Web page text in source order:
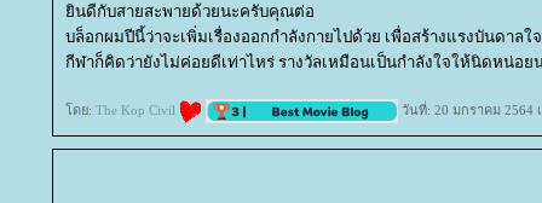
ินดีกับสายสะพายด้วยนะครับคุณต่อ
บล็อกผมปีนี้ว่าจะเพิ่มเรื่องออกกำลังกายไปด้วย เพื่อสร้างแรงบันดาล
กีฬาก็คิดว่ายังไม่ค่อยดีเท่าไหร่ รางวัลเหมือนเป็นกำลังใจให้นิดหน่อย
ดย: The Kop Civil วันที่: 20 มกราคม 2564